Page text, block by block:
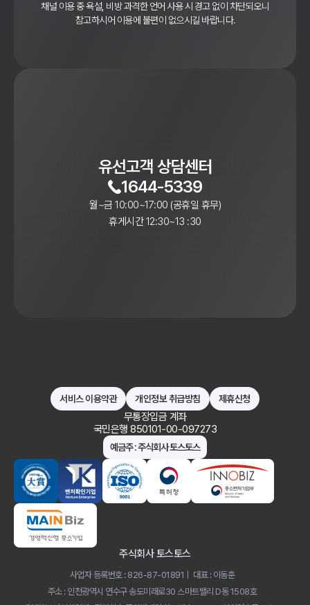
채널 이용 중 욕설, 비방 과격한 언어 사용 시 경고 없이 차단되오니
참고하시어 이용에 불편이 없으시길 바랍니다.
유선고객 상담센터
1644-5339
월~금 10:00~17:00 (공휴일 휴무)
휴게시간 12:30~13 :30
서비스 이용약관 개인정보 취급방침 제휴신청
주식회사 토스토스
사업자 등록번호 : 826-87-01891
대표 : 이동훈
주소 : 인천광역시 연수구 송도미래로30 스마트밸리 D동 1508호
무통장입금 계좌
국민은행 850101-00-097273
예금주 : 주식회사 토스토스